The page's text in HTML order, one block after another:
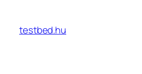
tartalomhoz
testbed.hu